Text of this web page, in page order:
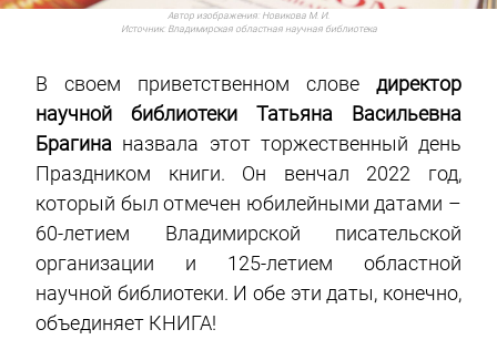
Автор изображения: Новикова М. И.
Источник: Владимирская областная научная библиотека
В своем приветственном слове директор
научной библиотеки Татьяна Васильевна
Брагина назвала этот торжественный день
Праздником книги. Он венчал 2022 год,
который был отмечен юбилейными датами –
60-летием Владимирской писательской
организации и 125-летием областной
научной библиотеки. И обе эти даты, конечно,
объединяет КНИГА!